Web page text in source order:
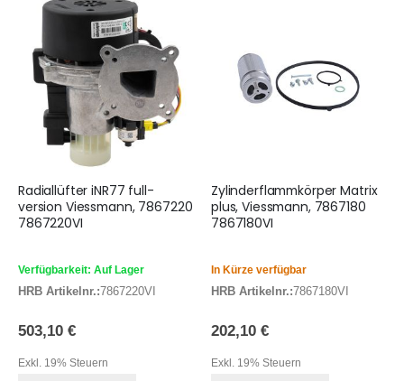
Radiallüfter iNR77 full-
version Viessmann, 7867220
7867220VI
Verfügbarkeit: Auf Lager
HRB Artikelnr.:7867220VI
503,10 €
Exkl. 19% Steuern
Zylinderflammkörper Matrix
plus, Viessmann, 7867180
7867180VI
In Kürze verfügbar
HRB Artikelnr.:7867180VI
202,10 €
Exkl. 19% Steuern